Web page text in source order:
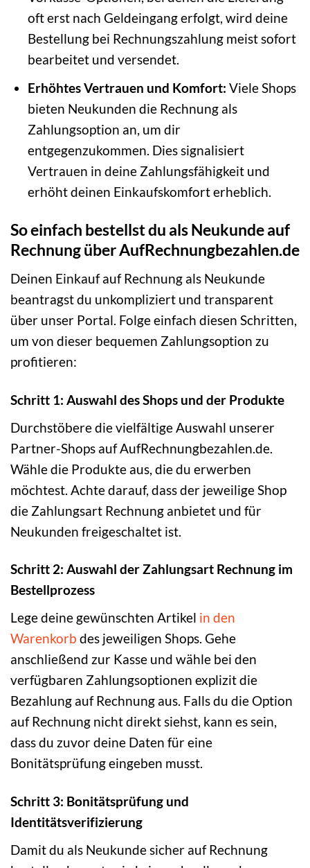
oft erst nach Geldeingang erfolgt, wird deine
Bestellung bei Rechnungszahlung meist sofort
bearbeitet und versendet.
Erhöhtes Vertrauen und Komfort: Viele Shops
bieten Neukunden die Rechnung als
Zahlungsoption an, um dir
entgegenzukommen. Dies signalisiert
Vertrauen in deine Zahlungsfähigkeit und
erhöht deinen Einkaufskomfort erheblich.
So einfach bestellst du als Neukunde auf
Rechnung über AufRechnungbezahlen.de
Deinen Einkauf auf Rechnung als Neukunde
beantragst du unkompliziert und transparent
über unser Portal. Folge einfach diesen Schritten,
um von dieser bequemen Zahlungsoption zu
profitieren:
Schritt 1: Auswahl des Shops und der Produkte
Durchstöbere die vielfältige Auswahl unserer
Partner-Shops auf AufRechnungbezahlen.de.
Wähle die Produkte aus, die du erwerben
möchtest. Achte darauf, dass der jeweilige Shop
die Zahlungsart Rechnung anbietet und für
Neukunden freigeschaltet ist.
Schritt 2: Auswahl der Zahlungsart Rechnung im
Bestellprozess
Lege deine gewünschten Artikel in den
Warenkorb des jeweiligen Shops. Gehe
anschließend zur Kasse und wähle bei den
verfügbaren Zahlungsoptionen explizit die
Bezahlung auf Rechnung aus. Falls du die Option
auf Rechnung nicht direkt siehst, kann es sein,
dass du zuvor deine Daten für eine
Bonitätsprüfung eingeben musst.
Schritt 3: Bonitätsprüfung und
Identitätsverifizierung
Damit du als Neukunde sicher auf Rechnung